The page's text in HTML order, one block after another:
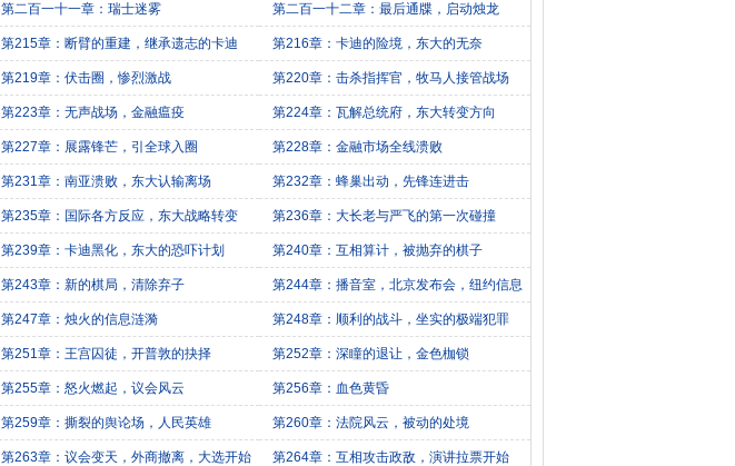
第二百一十一章：瑞士迷雾 第二百一十二章：最后通牒，启动烛龙
第215章：断臂的重建，继承遗志的卡迪 第216章：卡迪的险境，东大的无奈
第219章：伏击圈，惨烈激战 第220章：击杀指挥官，牧马人接管战场
第223章：无声战场，金融瘟疫 第224章：瓦解总统府，东大转变方向
第227章：展露锋芒，引全球入圈 第228章：金融市场全线溃败
第231章：南亚溃败，东大认输离场 第232章：蜂巢出动，先锋连进击
第235章：国际各方反应，东大战略转变 第236章：大长老与严飞的第一次碰撞
第239章：卡迪黑化，东大的恐吓计划 第240章：互相算计，被抛弃的棋子
第243章：新的棋局，清除弃子 第244章：播音室，北京发布会，纽约信息
第247章：烛火的信息涟漪 第248章：顺利的战斗，坐实的极端犯罪
第251章：王宫囚徒，开普敦的抉择 第252章：深瞳的退让，金色枷锁
第255章：怒火燃起，议会风云 第256章：血色黄昏
第259章：撕裂的舆论场，人民英雄 第260章：法院风云，被动的处境
第263章：议会变天，外商撤离，大选开始 第264章：互相攻击政敌，演讲拉票开始